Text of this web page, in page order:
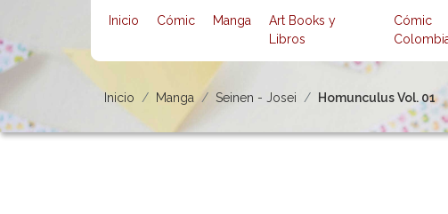
Inicio Cómic Manga
Art Books y
Libros
Cómic
Inicio Manga Seinen - Josei Homunculus Vol. 01